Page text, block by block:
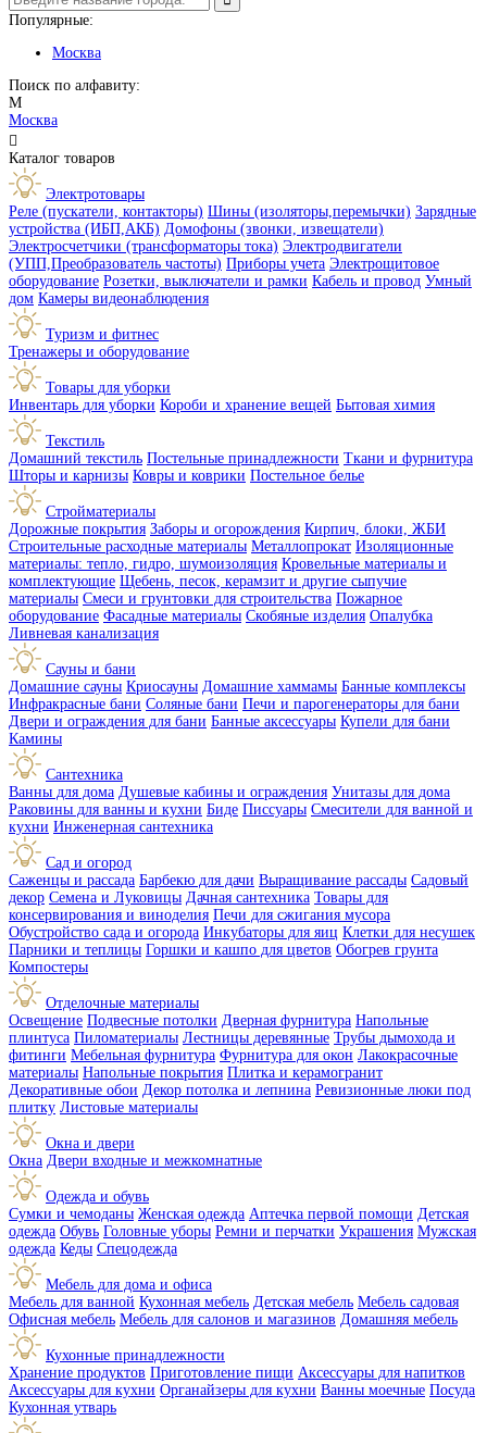
Популярные:
Москва
Поиск по алфавиту:
М
Москва

Каталог товаров
Электротовары
Реле (пускатели, контакторы) Шины (изоляторы,перемычки) Зарядные
устройства (ИБП,АКБ) Домофоны (звонки, извещатели)
Электросчетчики (трансформаторы тока) Электродвигатели
(УПП,Преобразователь частоты) Приборы учета Электрощитовое
оборудование Розетки, выключатели и рамки Кабель и провод Умный
дом Камеры видеонаблюдения
Туризм и фитнес
Тренажеры и оборудование
Товары для уборки
Инвентарь для уборки Короби и хранение вещей Бытовая химия
Текстиль
Домашний текстиль Постельные принадлежности Ткани и фурнитура
Шторы и карнизы Ковры и коврики Постельное белье
Стройматериалы
Дорожные покрытия Заборы и огорождения Кирпич, блоки, ЖБИ
Строительные расходные материалы Металлопрокат Изоляционные
материалы: тепло, гидро, шумоизоляция Кровельные материалы и
комплектующие Щебень, песок, керамзит и другие сыпучие
материалы Смеси и грунтовки для строительства Пожарное
оборудование Фасадные материалы Скобяные изделия Опалубка
Ливневая канализация
Сауны и бани
Домашние сауны Криосауны Домашние хаммамы Банные комплексы
Инфракрасные бани Соляные бани Печи и парогенераторы для бани
Двери и ограждения для бани Банные аксессуары Купели для бани
Камины
Сантехника
Ванны для дома Душевые кабины и ограждения Унитазы для дома
Раковины для ванны и кухни Биде Писсуары Смесители для ванной и
кухни Инженерная сантехника
Сад и огород
Саженцы и рассада Барбекю для дачи Выращивание рассады Садовый
декор Семена и Луковицы Дачная сантехника Товары для
консервирования и виноделия Печи для сжигания мусора
Обустройство сада и огорода Инкубаторы для яиц Клетки для несушек
Парники и теплицы Горшки и кашпо для цветов Обогрев грунта
Компостеры
Отделочные материалы
Освещение Подвесные потолки Дверная фурнитура Напольные
плинтуса Пиломатериалы Лестницы деревянные Трубы дымохода и
фитинги Мебельная фурнитура Фурнитура для окон Лакокрасочные
материалы Напольные покрытия Плитка и керамогранит
Декоративные обои Декор потолка и лепнина Ревизионные люки под
плитку Листовые материалы
Окна и двери
Окна Двери входные и межкомнатные
Одежда и обувь
Сумки и чемоданы Женская одежда Аптечка первой помощи Детская
одежда Обувь Головные уборы Ремни и перчатки Украшения Мужская
одежда Кеды Спецодежда
Мебель для дома и офиса
Мебель для ванной Кухонная мебель Детская мебель Мебель садовая
Офисная мебель Мебель для салонов и магазинов Домашняя мебель
Кухонные принадлежности
Хранение продуктов Приготовление пищи Аксессуары для напитков
Аксессуары для кухни Органайзеры для кухни Ванны моечные Посуда
Кухонная утварь